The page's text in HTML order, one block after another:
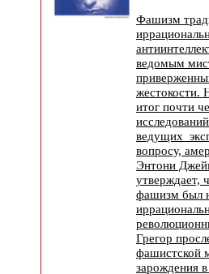
Фашизм
ведомым
жестокости.
итог почти
ведущих
вопросу,
Энтони
утверждает,
фашизм был
Грегор
фашистской
зарождения